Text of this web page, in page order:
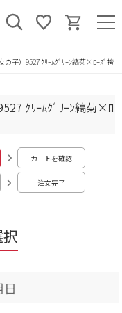
子）9527 ｸﾘｰﾑｸﾞﾘｰﾝ縞菊×ﾛｰｽﾞ袴
ｸﾘｰﾑｸﾞﾘｰﾝ縞菊×ﾛ
カートを確認
注文完了